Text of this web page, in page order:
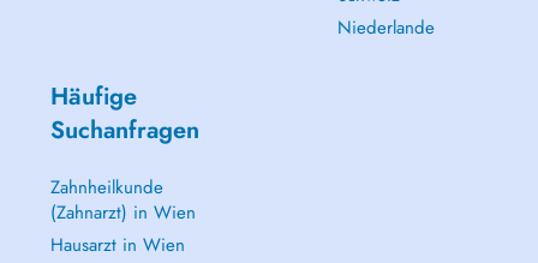
Niederlande
Häufige
Suchanfragen
Zahnheilkunde
(Zahnarzt) in Wien
Hausarzt in Wien